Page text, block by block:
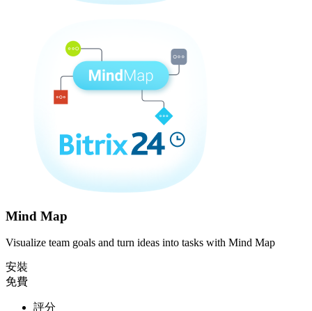
Mind Map
Visualize team goals and turn ideas into tasks with Mind Map
安裝
免費
評分